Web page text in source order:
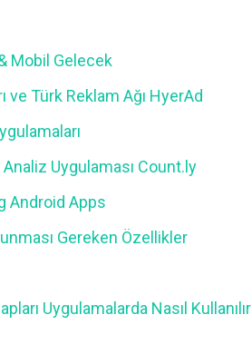
Mobil Gelecek
ve Türk Reklam Ağı HyerAd
Uygulaması Count.ly
Android Apps
Gereken Özellikler
Uygulamalarda Nasıl Kullanılır